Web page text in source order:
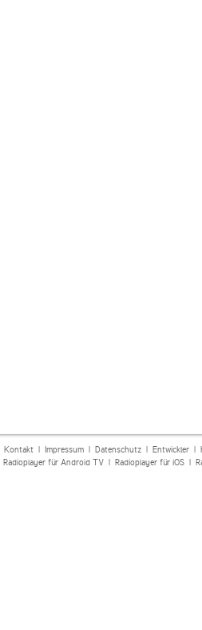
Kontakt| Impressum| Datenschutz| Entwickler|
Radioplayer für Android TV| Radioplayer für iOS|